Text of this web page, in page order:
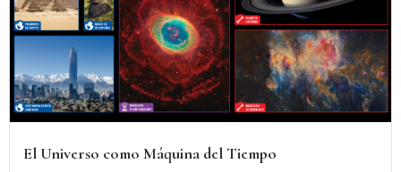
El Universo como Máquina del Tiempo